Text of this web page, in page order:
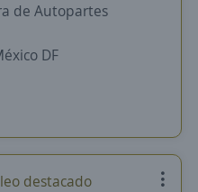
de Autopartes
DF
destacado